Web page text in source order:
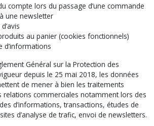
compte lors du passage d’une commande
une newsletter
au panier (cookies fonctionnels)
d’informations
Général sur la Protection des
depuis le 25 mai 2018, les données
de mener à bien les traitements
relations commerciales notamment lors des
d’informations, transactions, études de
d’analyse de trafic, envoi de newsletters.